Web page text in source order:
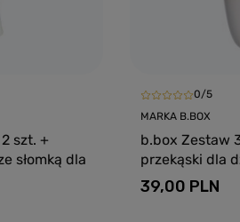
szt. +
słomką dla
0/5
MARKA B.BOX
b.box Zestaw
przekąski dla
39,00 PLN